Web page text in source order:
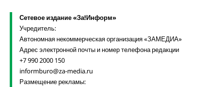
Сетевое издание «За!Информ»
Учредитель:
Автономная некоммерческая организация «ЗАМЕДИА»
Адрес электронной почты и номер телефона редакции
+7 990 2000 150
informburo@za-media.ru
Размещение рекламы: